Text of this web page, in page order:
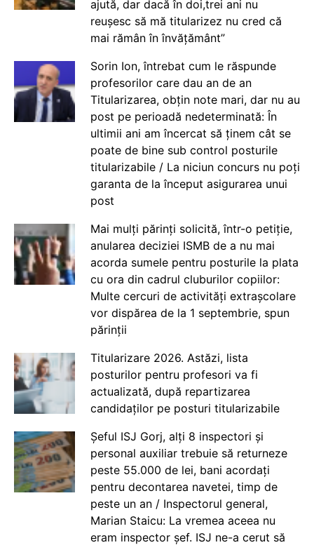
ajută, dar dacă în doi,trei ani nu
reușesc să mă titularizez nu cred că
mai rămân în învățământ”
Sorin Ion, întrebat cum le răspunde
profesorilor care dau an de an
Titularizarea, obțin note mari, dar nu au
post pe perioadă nedeterminată: În
ultimii ani am încercat să ținem cât se
poate de bine sub control posturile
titularizabile / La niciun concurs nu poți
garanta de la început asigurarea unui
post
Mai mulți părinți solicită, într-o petiție,
anularea deciziei ISMB de a nu mai
acorda sumele pentru posturile la plata
cu ora din cadrul cluburilor copiilor:
Multe cercuri de activități extrașcolare
vor dispărea de la 1 septembrie, spun
părinții
Titularizare 2026. Astăzi, lista
posturilor pentru profesori va fi
actualizată, după repartizarea
candidaților pe posturi titularizabile
Șeful ISJ Gorj, alți 8 inspectori și
personal auxiliar trebuie să returneze
peste 55.000 de lei, bani acordați
pentru decontarea navetei, timp de
peste un an / Inspectorul general,
Marian Staicu: La vremea aceea nu
eram inspector șef. ISJ ne-a cerut să